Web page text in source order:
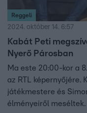
Reggeli
2024. október 14. 6:57
Kabát Peti
Nyerő Párosban
Ma este 20:00-kor a
az RTL képernyőjére.
játékmestere és
élményeiről meséltek.